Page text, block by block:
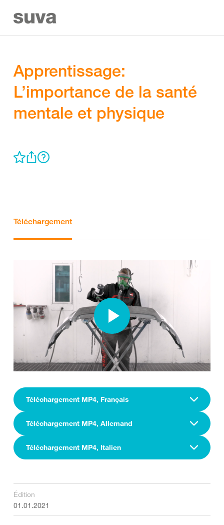
Apprentissage:
L’importance de la santé
mentale et physique
Téléchargement
Téléchargement MP4, Français
Téléchargement MP4, Allemand
Téléchargement MP4, Italien
Édition
01.01.2021